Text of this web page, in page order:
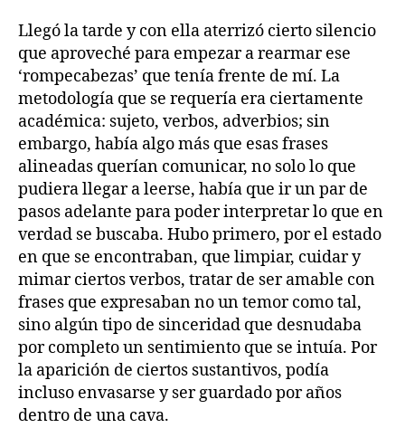
Llegó la tarde y con ella aterrizó cierto silencio
que aproveché para empezar a rearmar ese
‘rompecabezas’ que tenía frente de mí. La
metodología que se requería era ciertamente
académica: sujeto, verbos, adverbios; sin
embargo, había algo más que esas frases
alineadas querían comunicar, no solo lo que
pudiera llegar a leerse, había que ir un par de
pasos adelante para poder interpretar lo que en
verdad se buscaba. Hubo primero, por el estado
en que se encontraban, que limpiar, cuidar y
mimar ciertos verbos, tratar de ser amable con
frases que expresaban no un temor como tal,
sino algún tipo de sinceridad que desnudaba
por completo un sentimiento que se intuía. Por
la aparición de ciertos sustantivos, podía
incluso envasarse y ser guardado por años
dentro de una cava.